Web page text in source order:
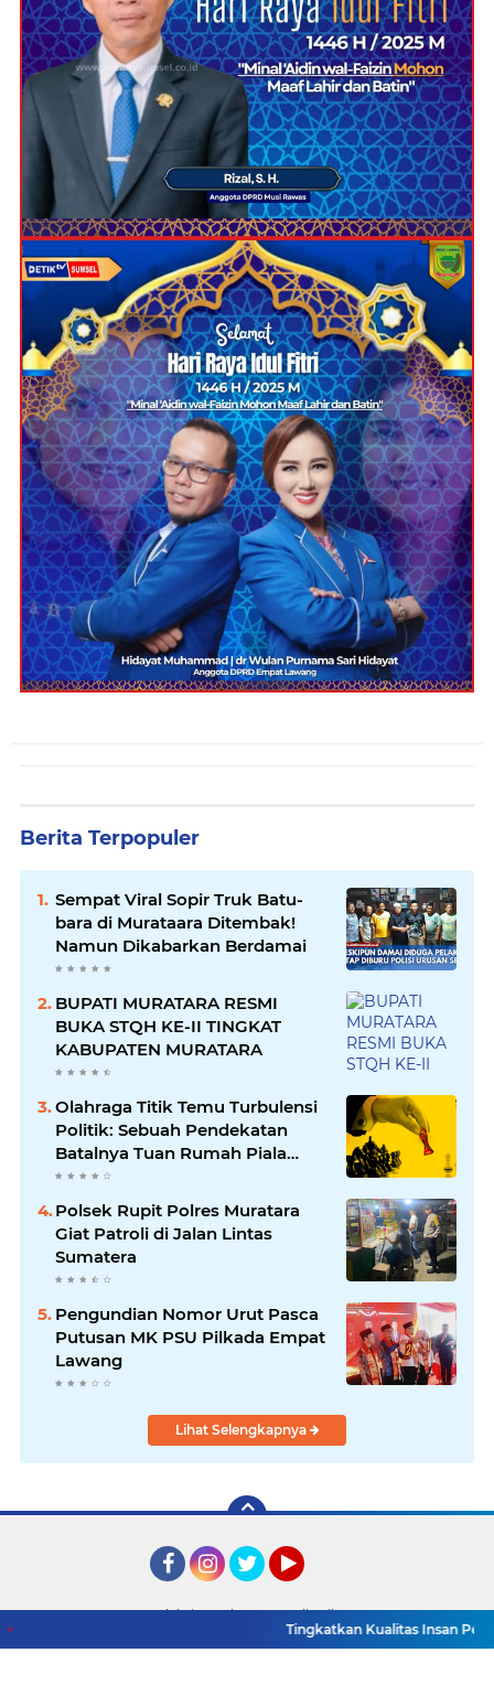
Berita Terpopuler
Sempat Viral Sopir Truk Batu-
bara di Murataara Ditembak!
Namun Dikabarkan Berdamai
BUPATI MURATARA RESMI
BUKA STQH KE-II TINGKAT
KABUPATEN MURATARA
Olahraga Titik Temu Turbulensi
Politik: Sebuah Pendekatan
Batalnya Tuan Rumah Piala
Dunia U-20
Polsek Rupit Polres Muratara
Giat Patroli di Jalan Lintas
Sumatera
Pengundian Nomor Urut Pasca
Putusan MK PSU Pilkada Empat
Lawang
Lihat Selengkapnya
Redaksi
Pedoman Media Siber
Tingkatkan Kualitas Insan Pers,
2026 Detik TV Sumsel